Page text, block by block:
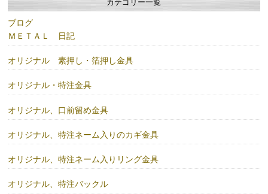
カテゴリー一覧
ブログ
ＭＥＴＡＬ 日記
オリジナル 素押し・箔押し金具
オリジナル・特注金具
オリジナル、口前留め金具
オリジナル、特注ネーム入りのカギ金具
オリジナル、特注ネーム入りリング金具
オリジナル、特注バックル